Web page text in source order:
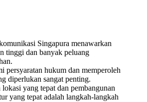
Singapura menawarkan
tinggi dan banyak peluang
persyaratan hukum dan memperoleh
diperlukan sangat penting.
yang tepat dan pembangunan
yang tepat adalah langkah-langkah